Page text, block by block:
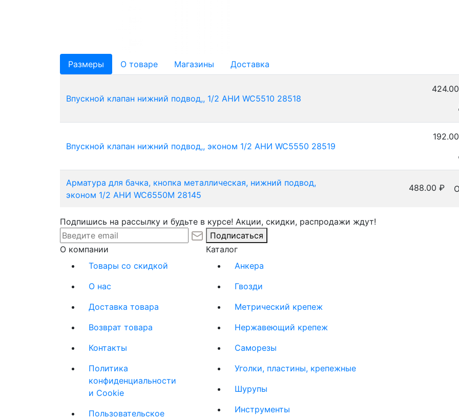
Размеры О товаре Магазины Доставка
Впускной клапан нижний подвод,, 1/2 АНИ WC5510 28518
424.00
Впускной клапан нижний подвод,, эконом 1/2 АНИ WC5550 28519
192.00
Арматура для бачка, кнопка металлическая, нижний подвод,
эконом 1/2 АНИ WC6550M 28145
488.00 ₽
Подпишись на рассылку и будьте в курсе! Акции, скидки, распродажи ждут!
Подписаться
О компании
Товары со скидкой
О нас
Доставка товара
Возврат товара
Контакты
Политика
конфиденциальности
и Cookie
Пользовательское
Каталог
Анкера
Гвозди
Метрический крепеж
Нержавеющий крепеж
Саморезы
Уголки, пластины, крепежные
Шурупы
Инструменты